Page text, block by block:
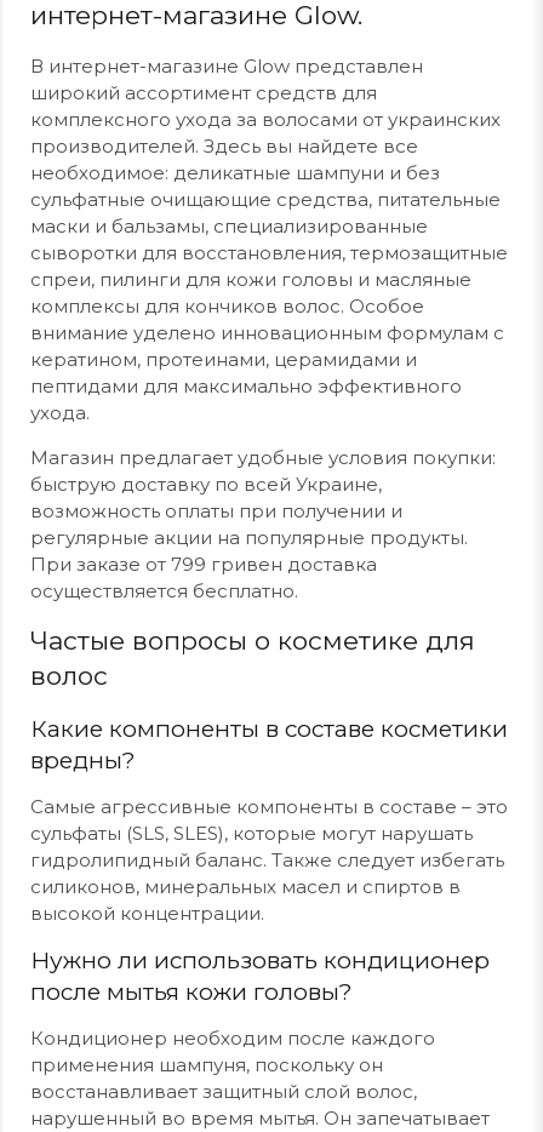
интернет-магазине Glow.
В интернет-магазине Glow представлен
широкий ассортимент средств для
комплексного ухода за волосами от украинских
производителей. Здесь вы найдете все
необходимое: деликатные шампуни и без
сульфатные очищающие средства, питательные
маски и бальзамы, специализированные
сыворотки для восстановления, термозащитные
спреи, пилинги для кожи головы и масляные
комплексы для кончиков волос. Особое
внимание уделено инновационным формулам с
кератином, протеинами, церамидами и
пептидами для максимально эффективного
ухода.
Магазин предлагает удобные условия покупки:
быструю доставку по всей Украине,
возможность оплаты при получении и
регулярные акции на популярные продукты.
При заказе от 799 гривен доставка
осуществляется бесплатно.
Частые вопросы о косметике для
волос
Какие компоненты в составе косметики
вредны?
Самые агрессивные компоненты в составе – это
сульфаты (SLS, SLES), которые могут нарушать
гидролипидный баланс. Также следует избегать
силиконов, минеральных масел и спиртов в
высокой концентрации.
Нужно ли использовать кондиционер
после мытья кожи головы?
Кондиционер необходим после каждого
применения шампуня, поскольку он
восстанавливает защитный слой волос,
нарушенный во время мытья. Он запечатывает